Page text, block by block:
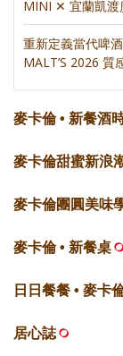
MINI ✕ 宜蘭凱渡
重新定義當代啤
MALT’S 2026 質
麥卡倫 • 新餐酒
麥卡倫甜蜜新浪
麥卡倫團圓美味
麥卡倫 • 新餐桌
日日餐餐 • 麥卡
居心誌